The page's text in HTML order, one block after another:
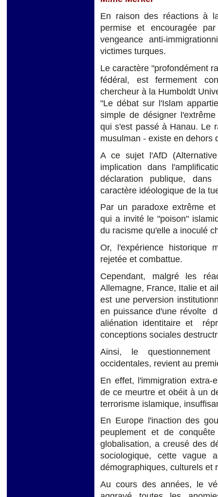
En raison des réactions à
permise et encouragée
vengeance anti-
victimes turques.
Le caractère "profondément
fédéral, est fermement
chercheur à la Humboldt
"Le débat sur l'Islam
simple de désigner
qui s'est passé à Hanau. Le
musulman - existe en dehors
A ce sujet l'AfD
implication dans
déclaration publique,
caractère idéologique de la
Par un paradoxe extrême
qui a invité le "poison"
du racisme qu'elle a inoculé
Or, l'expérience historique
rejetée et combattue.
Cependant, malgré les
Allemagne, France, Italie et
est une perversion
en puissance d'une révolte
aliénation identitaire et
conceptions sociales
Ainsi, le
occidentales, revient au
En effet, l'immigration extra-
de ce meurtre et obéit à un
terrorisme islamique,
En Europe l'inaction des
peuplement et de
globalisation, a creusé des
sociologique, cette vague
démographiques, culturels et
Au cours des années, le